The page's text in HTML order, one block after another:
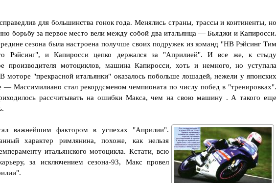
для большинства гонок года. Менялись страны, трассы и континенты, но
борьбу за первое место вели между собой два итальянца — Бьяджи и Капиросси.
сезона была настроена получше своих подружек из команд "НВ Рэйсинг Тим
Рэйсинг", и Капиросси цепко держался за "Априлией". И все же, к стыду
производителя мотоциклов, машина Капиросси, хоть и немного, но уступала
моторе "прекрасной итальянки" оказалось побольше лошадей, нежели у японских
— Массимилиано стал рекордсменом чемпионата по числу побед в "тренировках".
рассчитывать на ошибки Макса, чем на свою машину . А такого еще
важнейшим фактором в успехах "Априлии".
характер римлянина, похоже, как нельзя
итальянского мотоцикла. Кстати, всю
за исключением сезона-93, Макс провел